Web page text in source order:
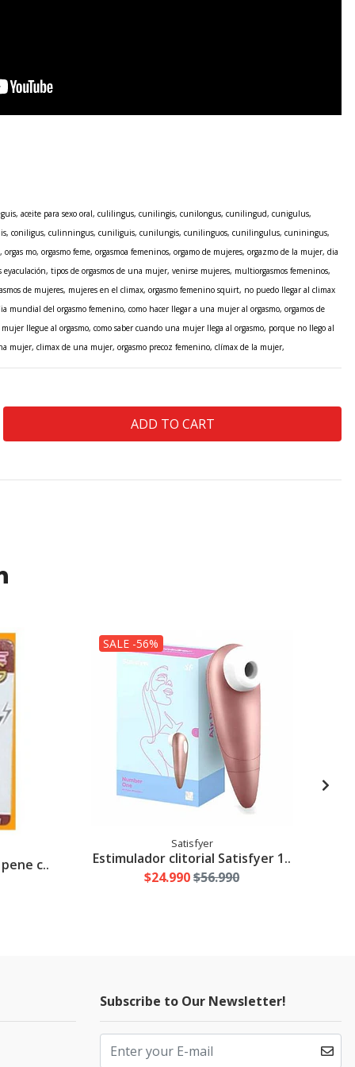
aceite para sexo oral, culilingus, cunilingis, cunilongus, cunilingud, cunigulus,
coniligus, culinningus, cuniliguis, cunilungis, cunilinguos, cunilingulus, cuniningus,
mo, orgasmo feme, orgasmoa femeninos, orgamo de mujeres, orgazmo de la mujer, dia
eyaculación, tipos de orgasmos de una mujer, venirse mujeres, multiorgasmos femeninos,
de mujeres, mujeres en el climax, orgasmo femenino squirt, no puedo llegar al climax
mundial del orgasmo femenino, como hacer llegar a una mujer al orgasmo, orgamos de
llegue al orgasmo, como saber cuando una mujer llega al orgasmo, porque no llego al
mujer, climax de una mujer, orgasmo precoz femenino, clímax de la mujer,
c..
SALE -56%
Satisfyer
Estimulador clitorial Satisfyer 1..
$24.990$56.990
Subscribe to Our Newsletter!